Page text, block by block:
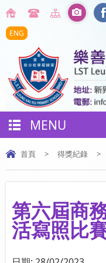
ENG
MENU
首頁 > 得獎紀錄 >
第六屆商
活寫照比